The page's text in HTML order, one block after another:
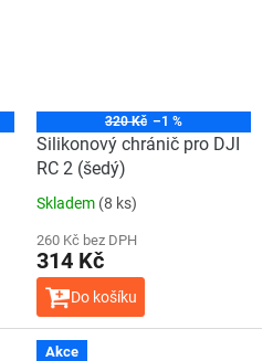
320 Kč –1 %
Silikonový chránič pro DJI
RC 2 (šedý)
Skladem (8 ks)
260 Kč bez DPH
314 Kč
Do košíku
Akce